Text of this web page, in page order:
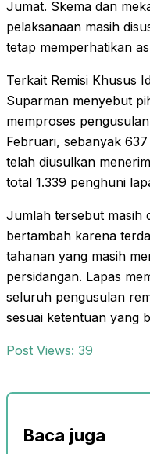
Jumat. Skema dan
pelaksanaan masih
tetap memperhatikan
Terkait Remisi Khusus
Suparman menyebut
memproses
Februari, sebanyak
telah diusulkan
total 1.339 penghuni
Jumlah tersebut masih
bertambah karena
tahanan yang masih
persidangan. Lapas
seluruh pengusulan
sesuai ketentuan yang
Post Views: 39
Baca juga